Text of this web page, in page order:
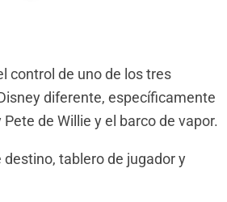
control de uno de los tres
diferente, específicamente
de Willie y el barco de vapor.
tablero de jugador y